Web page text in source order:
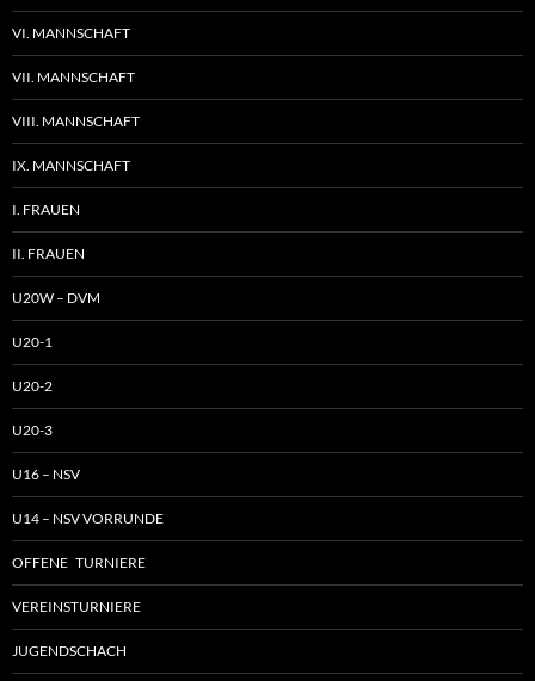
VI. MANNSCHAFT
VII. MANNSCHAFT
VIII. MANNSCHAFT
IX. MANNSCHAFT
I. FRAUEN
II. FRAUEN
U20W – DVM
U20-1
U20-2
U20-3
U16 – NSV
U14 – NSV VORRUNDE
OFFENE TURNIERE
VEREINSTURNIERE
JUGENDSCHACH